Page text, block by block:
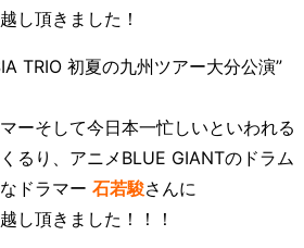
し頂きました！
TRIO 初夏の九州ツアー大分公演”
ーそして今日本一忙しいといわれる
るり、アニメBLUE GIANTのドラム
ドラマー 石若駿さんに
し頂きました！！！